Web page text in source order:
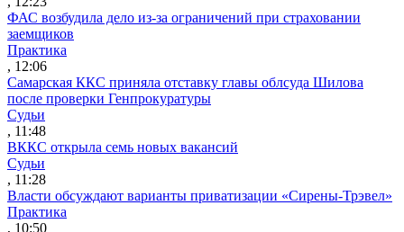
ФАС возбудила дело из-за ограничений при страховании
заемщиков
Практика
, 12:06
Самарская ККС приняла отставку главы облсуда Шилова
после проверки Генпрокуратуры
Судьи
, 11:48
ВККС открыла семь новых вакансий
Судьи
, 11:28
Власти обсуждают варианты приватизации «Сирены-Трэвел»
Практика
, 10:50